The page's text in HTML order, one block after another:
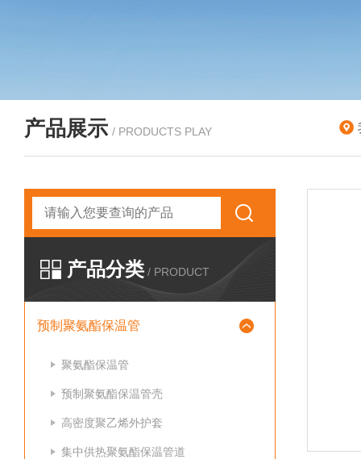
产品展示 / PRODUCTS PLAY
产品分类 / PRODUCT
预制聚氨酯保温管
聚氨酯保温管
预制聚氨酯保温管壳
高密度聚乙烯外护套
集中供热聚氨酯保温管道